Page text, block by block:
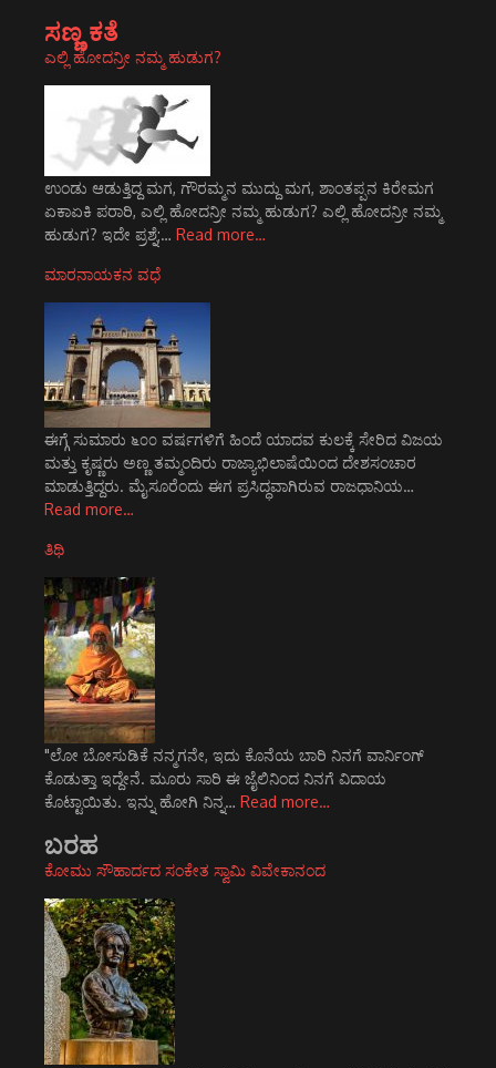
ಸಣ್ಣ ಕತೆ
ಎಲ್ಲಿ ಹೋದನ್ರೀ ನಮ್ಮ ಹುಡುಗ?
ಉಂಡು ಆಡುತ್ತಿದ್ದ ಮಗ, ಗೌರಮ್ಮನ ಮುದ್ದು ಮಗ, ಶಾಂತಪ್ಪನ ಕಿರೇಮಗ
ಏಕಾ‌ಏಕಿ ಪರಾರಿ, ಎಲ್ಲಿ ಹೋದನ್ರೀ ನಮ್ಮ ಹುಡುಗ? ಎಲ್ಲಿ ಹೋದನ್ರೀ ನಮ್ಮ
ಹುಡುಗ? ಇದೇ ಪ್ರಶ್ನೆ;… Read more…
ಮಾರನಾಯಕನ ವಧೆ
ಈಗ್ಗೆ ಸುಮಾರು ೬೦೦ ವರ್ಷಗಳಿಗೆ ಹಿಂದೆ ಯಾದವ ಕುಲಕ್ಕೆ ಸೇರಿದ ವಿಜಯ
ಮತ್ತು ಕೃಷ್ಣರು ಅಣ್ಣ ತಮ್ಮಂದಿರು ರಾಜ್ಯಾಭಿಲಾಷೆಯಿಂದ ದೇಶಸಂಚಾರ
ಮಾಡುತ್ತಿದ್ದರು. ಮೈಸೂರೆಂದು ಈಗ ಪ್ರಸಿದ್ಧವಾಗಿರುವ ರಾಜಧಾನಿಯ…
Read more…
ತಿಥಿ
"ಲೋ ಬೋಸುಡಿಕೆ ನನ್ಮಗನೇ, ಇದು ಕೊನೆಯ ಬಾರಿ ನಿನಗೆ ವಾರ್ನಿಂಗ್
ಕೊಡುತ್ತಾ ಇದ್ದೇನೆ. ಮೂರು ಸಾರಿ ಈ ಜೈಲಿನಿಂದ ನಿನಗೆ ವಿದಾಯ
ಕೊಟ್ಟಾಯಿತು. ಇನ್ನು ಹೋಗಿ ನಿನ್ನ… Read more…
ಬರಹ
ಕೋಮು ಸೌಹಾರ್ದದ ಸಂಕೇತ ಸ್ವಾಮಿ ವಿವೇಕಾನಂದ